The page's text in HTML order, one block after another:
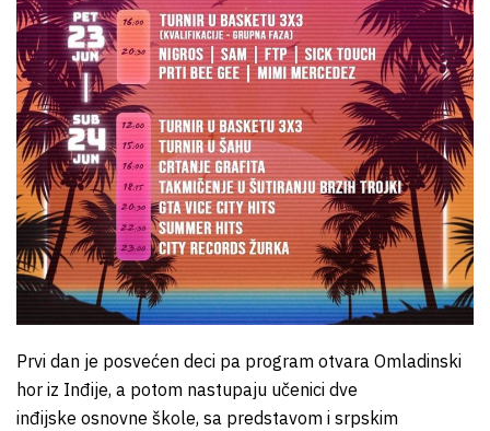
Prvi dan je posvećen deci pa program otvara Omladinski
hor iz Inđije, a potom nastupaju učenici dve
inđijske osnovne škole, sa predstavom i srpskim